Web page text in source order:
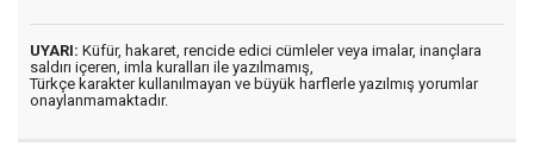
UYARI: Küfür, hakaret, rencide edici cümleler veya imalar, inançlara
saldırı içeren, imla kuralları ile yazılmamış,
Türkçe karakter kullanılmayan ve büyük harflerle yazılmış yorumlar
onaylanmamaktadır.